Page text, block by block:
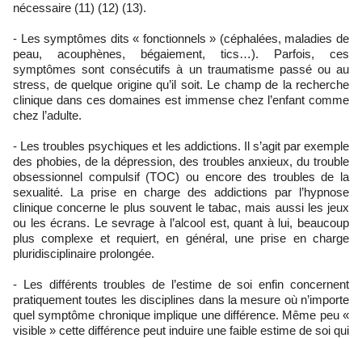
nécessaire (11) (12) (13).
- Les symptômes dits « fonctionnels » (céphalées, maladies de
peau, acouphènes, bégaiement, tics…). Parfois, ces
symptômes sont consécutifs à un traumatisme passé ou au
stress, de quelque origine qu’il soit. Le champ de la recherche
clinique dans ces domaines est immense chez l’enfant comme
chez l’adulte.
- Les troubles psychiques et les addictions. Il s’agit par exemple
des phobies, de la dépression, des troubles anxieux, du trouble
obsessionnel compulsif (TOC) ou encore des troubles de la
sexualité. La prise en charge des addictions par l’hypnose
clinique concerne le plus souvent le tabac, mais aussi les jeux
ou les écrans. Le sevrage à l’alcool est, quant à lui, beaucoup
plus complexe et requiert, en général, une prise en charge
pluridisciplinaire prolongée.
- Les différents troubles de l’estime de soi enfin concernent
pratiquement toutes les disciplines dans la mesure où n’importe
quel symptôme chronique implique une différence. Même peu «
visible » cette différence peut induire une faible estime de soi qui